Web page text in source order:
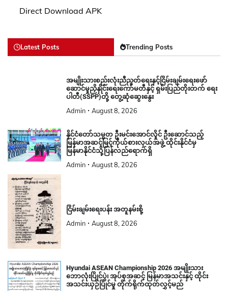
Direct Download APK
Latest Posts Trending Posts
အမျိုးသားစည်းလုံးညီညွတ်ရေးနှင့်ငြိမ်းချမ်းရေးဖော်
ဆောင်မှုညှိနှိုင်းရေးကော်မတီနှင့် ရှမ်းပြည်တိုးတက် ရေး
ပါတီ(SSPP)တို့ တွေ့ဆုံဆွေးနွေး
Admin August 8, 2026
နိုင်ငံတော်သမ္မတ ဦးမင်းအောင်လှိုင် ဦးဆောင်သည့်
မြန်မာအဆင့်မြင့်ကိုယ်စားလှယ်အဖွဲ့ ထိုင်းနိုင်ငံမှ
မြန်မာနိုင်ငံသို့ပြန်လည်ရောက်ရှိ
Admin August 8, 2026
ငြိမ်းချမ်းရေးပန်း အတူနမ်းစို့
Admin August 8, 2026
Hyundai ASEAN Championship 2026 အမျိုးသား
ဘောလုံးပြိုင်ပွဲ၊ အုပ်စုအဆင့် မြန်မာအသင်းနှင့် ထိုင်း
အသင်းယှဉ်ပြိုင်မှု တိုက်ရိုက်ထုတ်လွှင့်မည်